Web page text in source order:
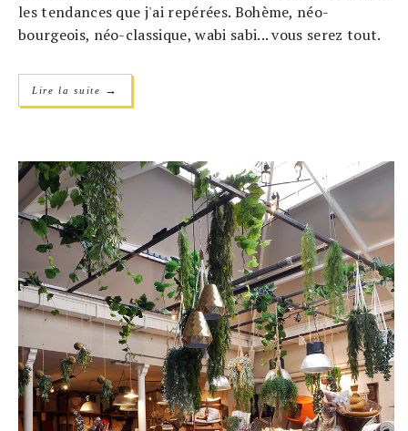
les tendances que j'ai repérées. Bohème, néo-
bourgeois, néo-classique, wabi sabi... vous serez tout.
Lire la suite →